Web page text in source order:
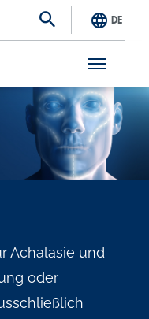
DE
Achalasie und
oder